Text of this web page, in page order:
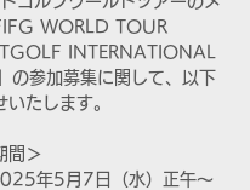
WORLD TOUR
INTERNATIONAL
参加募集に関して、以下
たします。
間＞
年5月7日（水）正午～